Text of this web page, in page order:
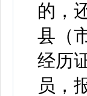
的，
县（
经历
员，